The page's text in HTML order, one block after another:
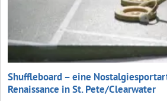
Shuffleboard – eine
Renaissance in St. Pete/Clearwater